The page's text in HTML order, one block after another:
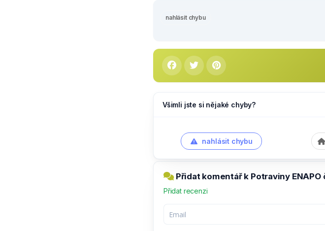
nahlásit chybu
Všimli jste si nějaké chyby?
nahlásit chybu
Přidat komentář k Potraviny ENAPO
Přidat recenzi